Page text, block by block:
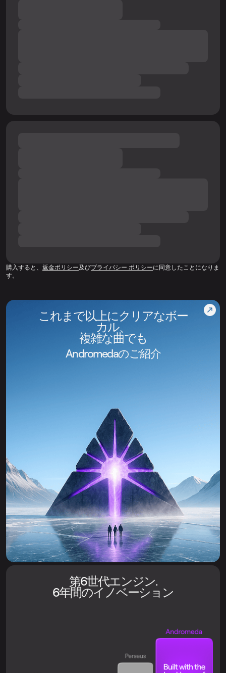
購入すると、 返金ポリシー及びプライバシー ポリシーに同意したことになりま
す。
これまで以上にクリアなボー
カル、
複雑な曲でも
Andromedaのご紹介
第6世代エンジン.
6年間のイノベーション